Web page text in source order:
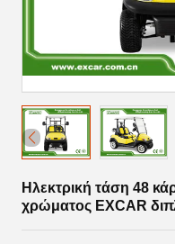
Ηλεκτρική τάση 48
χρώματος EXCAR